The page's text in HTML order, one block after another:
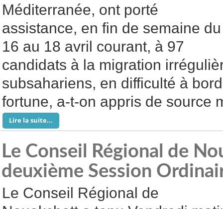
Méditerranée, ont porté
assistance, en fin de semaine du
16 au 18 avril courant, à 97
candidats à la migration
subsahariens, en difficulté à
fortune, a-t-on appris de source
Lire la suite...
Le Conseil Régional de
deuxième Session
Le Conseil Régional de